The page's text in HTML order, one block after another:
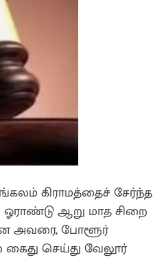
கிராமத்தைச் சேர்ந்த
ஆறு மாத சிறை
அவரை, போளூர்
கைது செய்து வேலூர்